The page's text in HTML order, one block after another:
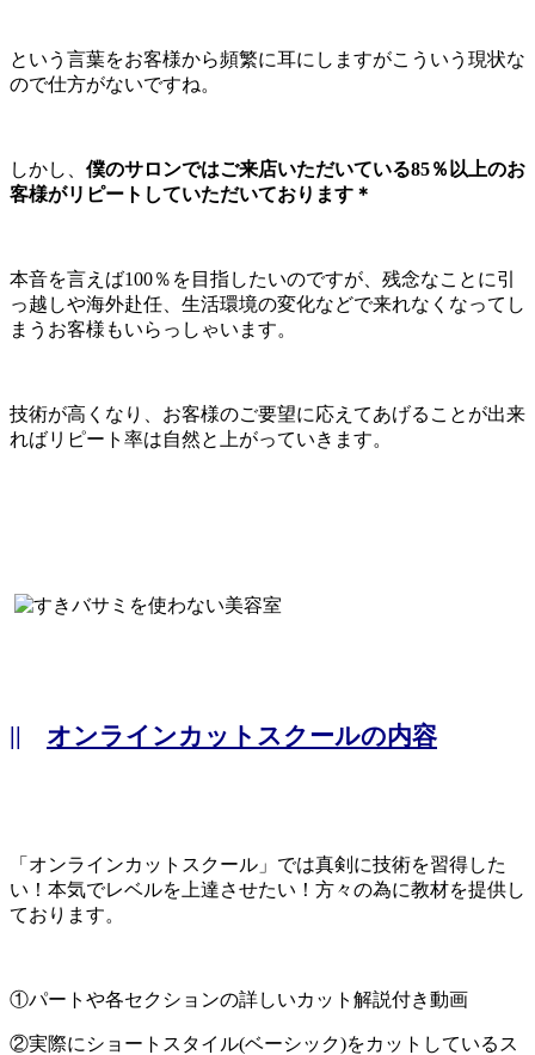
という言葉をお客様から頻繁に耳にしますがこういう現状な
ので仕方がないですね。
しかし、 僕のサロンではご来店いただいている85％以上のお
客様がリピートしていただいております＊
本音を言えば100％を目指したいのですが、残念なことに引
っ越しや海外赴任、生活環境の変化などで来れなくなってし
まうお客様もいらっしゃいます。
技術が高くなり、お客様のご要望に応えてあげることが出来
ればリピート率は自然と上がっていきます。
|| オンラインカットスクールの内容
「オンラインカットスクール」では真剣に技術を習得した
い！本気でレベルを上達させたい！方々の為に教材を提供し
ております。
①パートや各セクションの詳しいカット解説付き動画
②実際にショートスタイル(ベーシック)をカットしているス